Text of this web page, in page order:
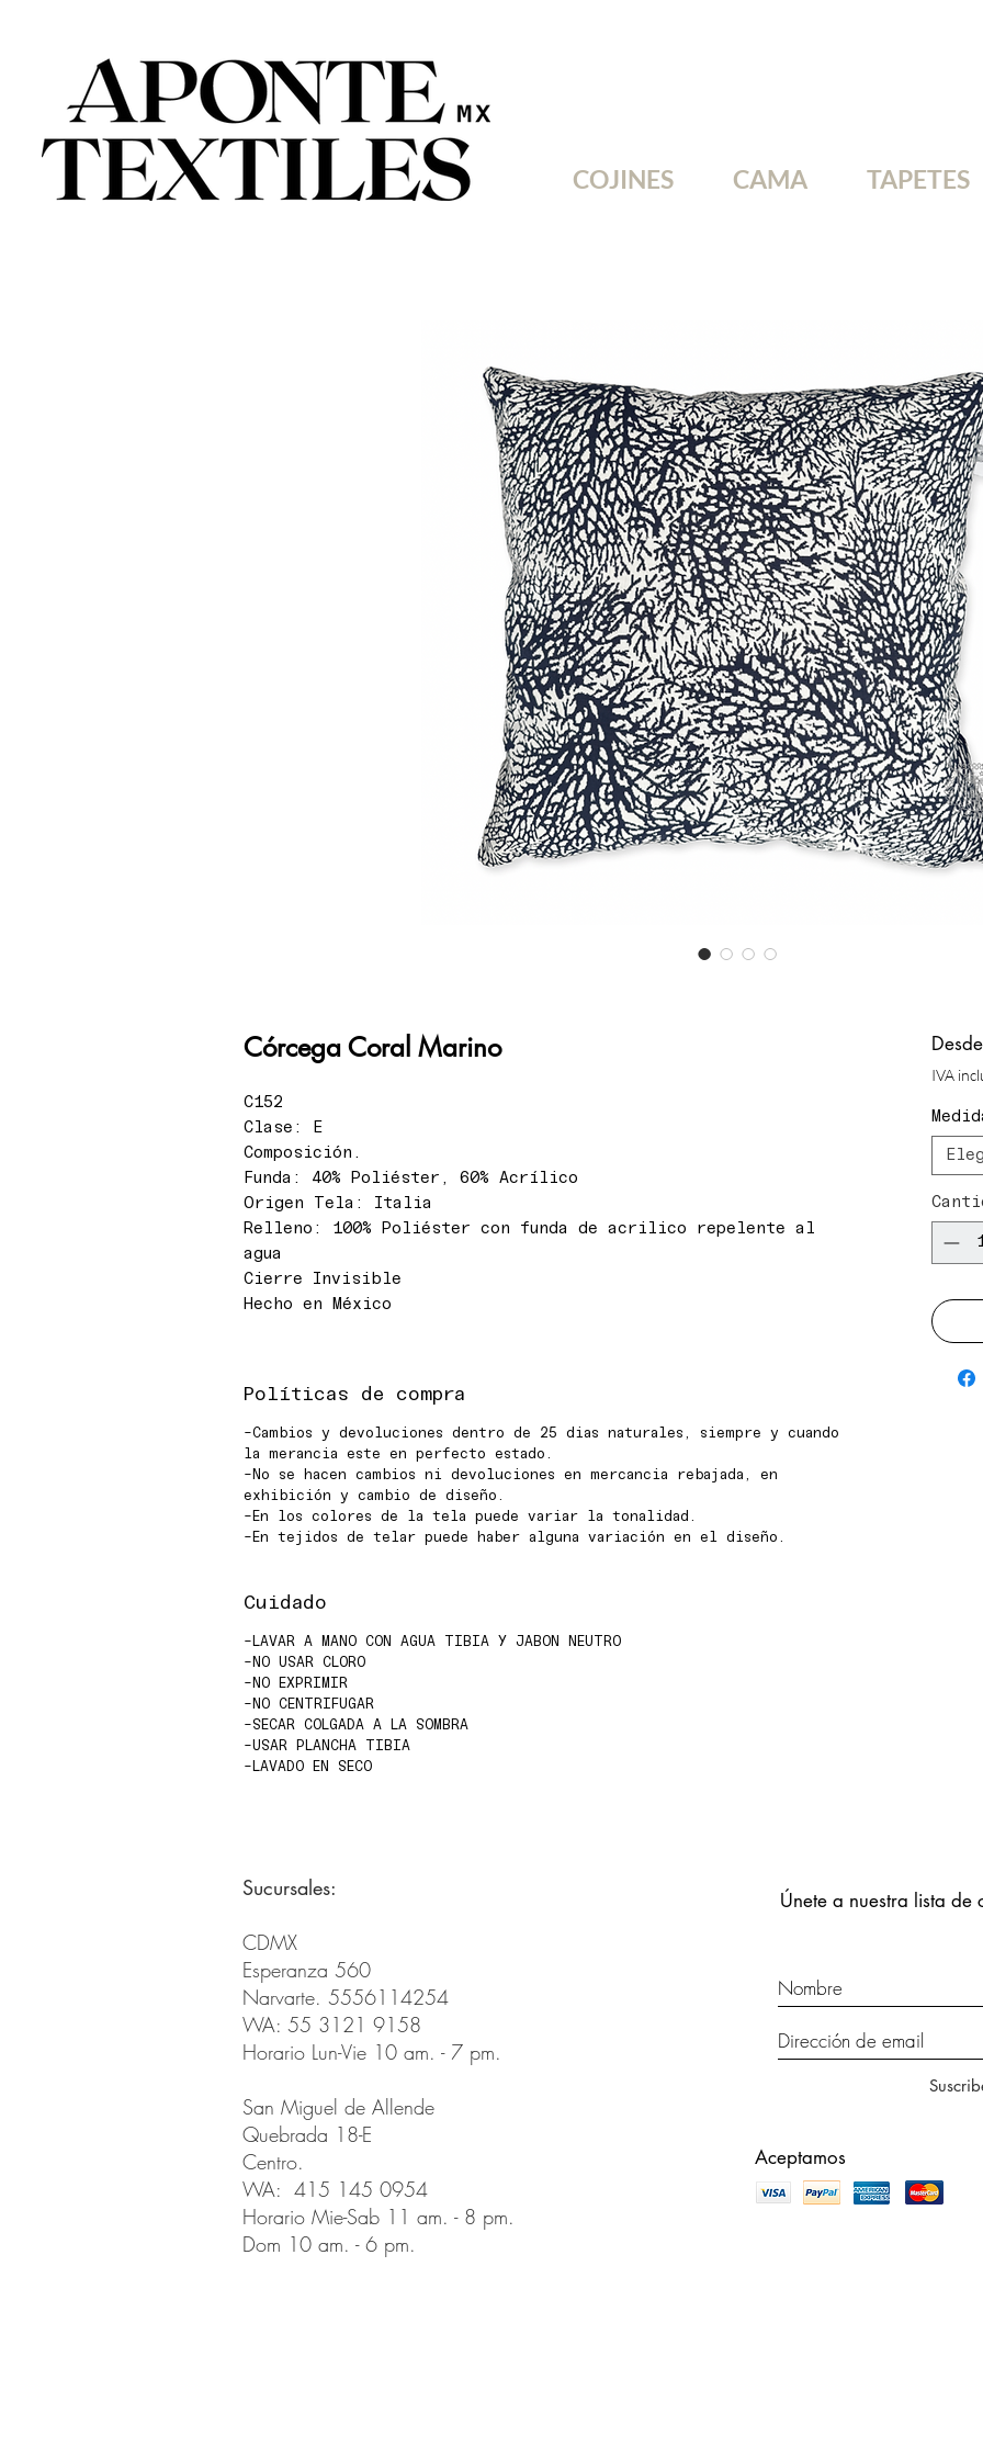
COJINES CAMA TAPETES
Córcega Coral Marino
C152
Clase: E
Composición.
Funda: 40% Poliéster, 60% Acrílico
Origen Tela: Italia
Relleno: 100% Poliéster con funda de acrilico repelente al
agua
Cierre Invisible
Hecho en México
Políticas de compra
-Cambios y devoluciones dentro de 25 dias naturales, siempre y cuando
la merancia este en perfecto estado.
-No se hacen cambios ni devoluciones en mercancia rebajada, en
exhibición y cambio de diseño.
-En los colores de la tela puede variar la tonalidad.
-En tejidos de telar puede haber alguna variación en el diseño.
Cuidado
-LAVAR A MANO CON AGUA TIBIA Y JABON NEUTRO
-NO USAR CLORO
-NO EXPRIMIR
-NO CENTRIFUGAR
-SECAR COLGADA A LA SOMBRA
-USAR PLANCHA TIBIA
-LAVADO EN SECO
Desde
IVA
Sucursales:
CDMX
Esperanza 560
Narvarte. 5556114254
WA: 55 3121 9158
Horario Lun-Vie 10 am. - 7 pm.
San Miguel de Allende
Quebrada 18-E
Centro.
WA: 415 145 0954
Horario Mie-Sab 11 am. - 8 pm.
Dom 10 am. - 6 pm.
Únete a nuestra lista de
Aceptamos